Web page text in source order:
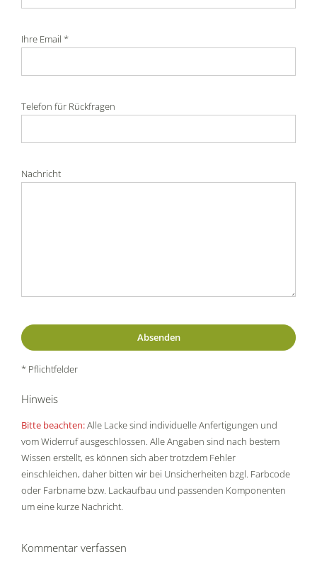
Ihre Email *
Telefon für Rückfragen
Nachricht
* Pflichtfelder
Hinweis
Bitte beachten:Alle Lacke sind individuelle Anfertigungen und
vom Widerruf ausgeschlossen. Alle Angaben sind nach bestem
Wissen erstellt, es können sich aber trotzdem Fehler
einschleichen, daher bitten wir bei Unsicherheiten bzgl. Farbcode
oder Farbname bzw. Lackaufbau und passenden Komponenten
um eine kurze Nachricht.
Kommentar verfassen